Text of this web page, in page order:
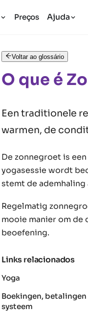
Preços Ajuda
Voltar ao glossário
O que é
Een traditionele
warmen, de
De zonnegroet is
yogasessie wordt
stemt de
Regelmatig
mooie manier om de
beoefening.
Links relacionados
Yoga
Boekingen,
systeem